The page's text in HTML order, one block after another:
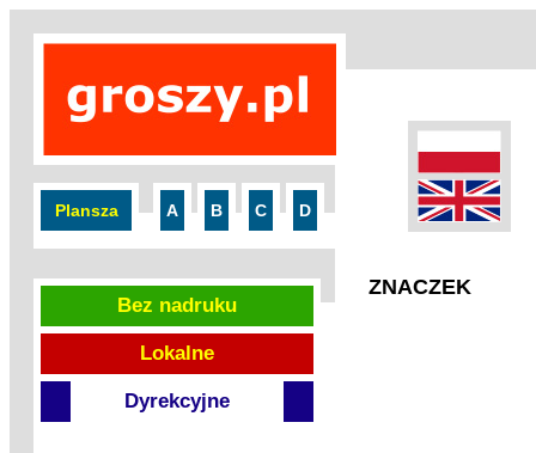
Plansza A B C D
Bez nadruku
Lokalne
Dyrekcyjne
ZNACZEK